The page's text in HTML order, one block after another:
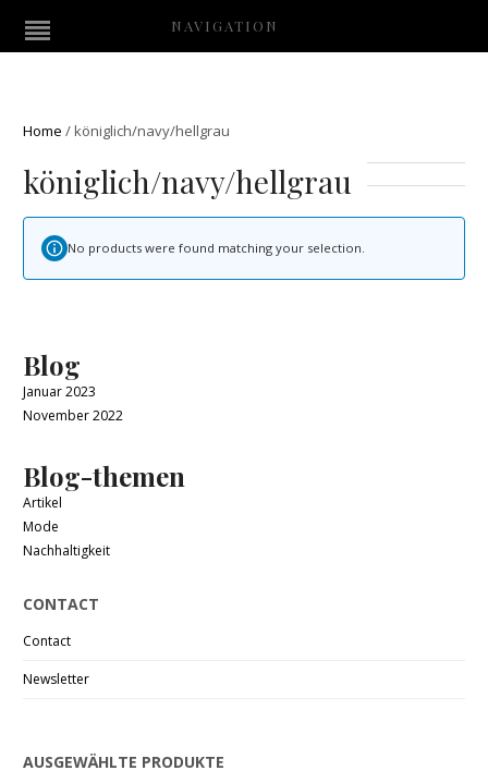
NAVIGATION
Home /königlich/navy/hellgrau
königlich/navy/hellgrau
No products were found matching your selection.
Blog
Januar 2023
November 2022
Blog-themen
Artikel
Mode
Nachhaltigkeit
CONTACT
Contact
Newsletter
AUSGEWÄHLTE PRODUKTE